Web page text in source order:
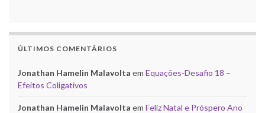
ÚLTIMOS COMENTÁRIOS
Jonathan Hamelin Malavolta em Equações-Desafio 18 –
Efeitos Coligativos
Jonathan Hamelin Malavolta em Feliz Natal e Próspero Ano